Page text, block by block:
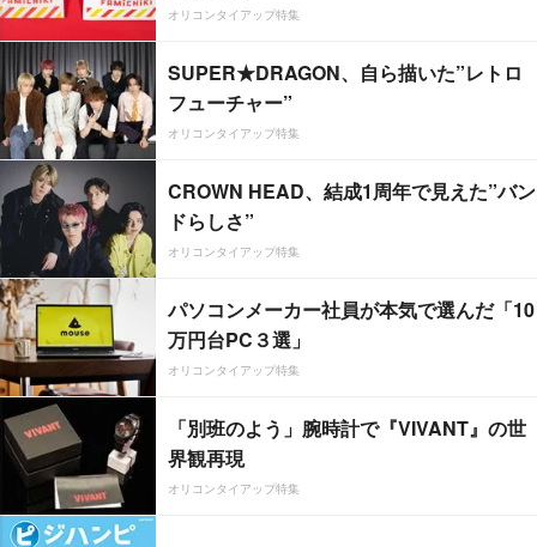
オリコンタイアップ特集
SUPER★DRAGON、自ら描いた”レトロ
フューチャー”
オリコンタイアップ特集
CROWN HEAD、結成1周年で見えた”バン
ドらしさ”
オリコンタイアップ特集
パソコンメーカー社員が本気で選んだ「10
万円台PC３選」
オリコンタイアップ特集
「別班のよう」腕時計で『VIVANT』の世
界観再現
オリコンタイアップ特集